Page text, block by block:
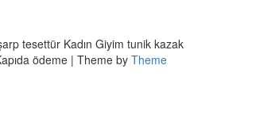
tesettür Kadın Giyim tunik kazak
ödeme | Theme by Theme